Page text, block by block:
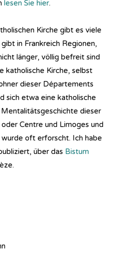
lesen Sie hier.
Kirche gibt es viele
in Frankreich Regionen,
länger, völlig befreit sind
katholische Kirche, selbst
dieser Départements
sich etwa eine katholische
dieser
Centre und Limoges und
oft erforscht. Ich habe
über das Bistum